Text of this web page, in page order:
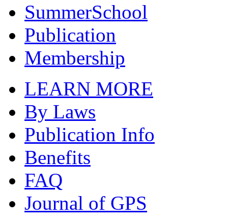
SummerSchool
Publication
Membership
LEARN MORE
By Laws
Publication Info
Benefits
FAQ
Journal of GPS